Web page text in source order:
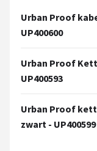
BBB Cycling
Schwalbe
Voltano
Shimano
Urban Proof
UP400600
Urban Proof
UP400593
Urban Proof
zwart - UP400599